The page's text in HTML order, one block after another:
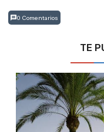
0 Comentarios
TE